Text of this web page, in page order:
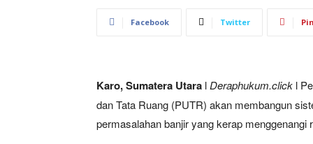
Facebook Twitter
Karo, Sumatera Utara l Deraphukum.click l
dan Tata Ruang (PUTR) akan membangun
permasalahan banjir yang kerap menggenangi